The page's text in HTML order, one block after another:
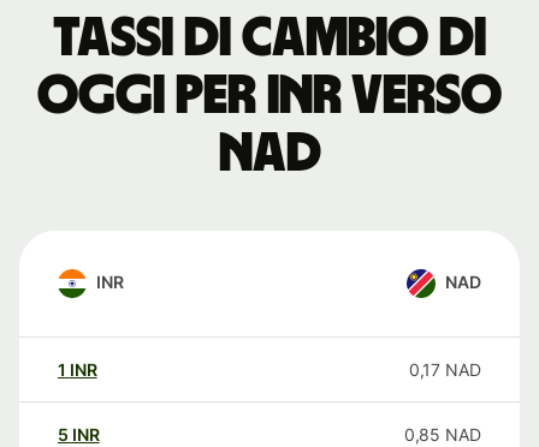
Tassi di cambio di
oggi per INR verso
NAD
INR NAD
1 INR 0,17 NAD
5 INR 0,85 NAD